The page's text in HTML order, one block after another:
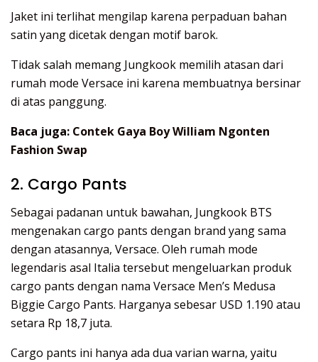
Jaket ini terlihat mengilap karena perpaduan bahan
satin yang dicetak dengan motif barok.
Tidak salah memang Jungkook memilih atasan dari
rumah mode Versace ini karena membuatnya bersinar
di atas panggung.
Baca juga: Contek Gaya Boy William Ngonten
Fashion Swap
2. Cargo Pants
Sebagai padanan untuk bawahan, Jungkook BTS
mengenakan cargo pants dengan brand yang sama
dengan atasannya, Versace. Oleh rumah mode
legendaris asal Italia tersebut mengeluarkan produk
cargo pants dengan nama Versace Men’s Medusa
Biggie Cargo Pants. Harganya sebesar USD 1.190 atau
setara Rp 18,7 juta.
Cargo pants ini hanya ada dua varian warna, yaitu